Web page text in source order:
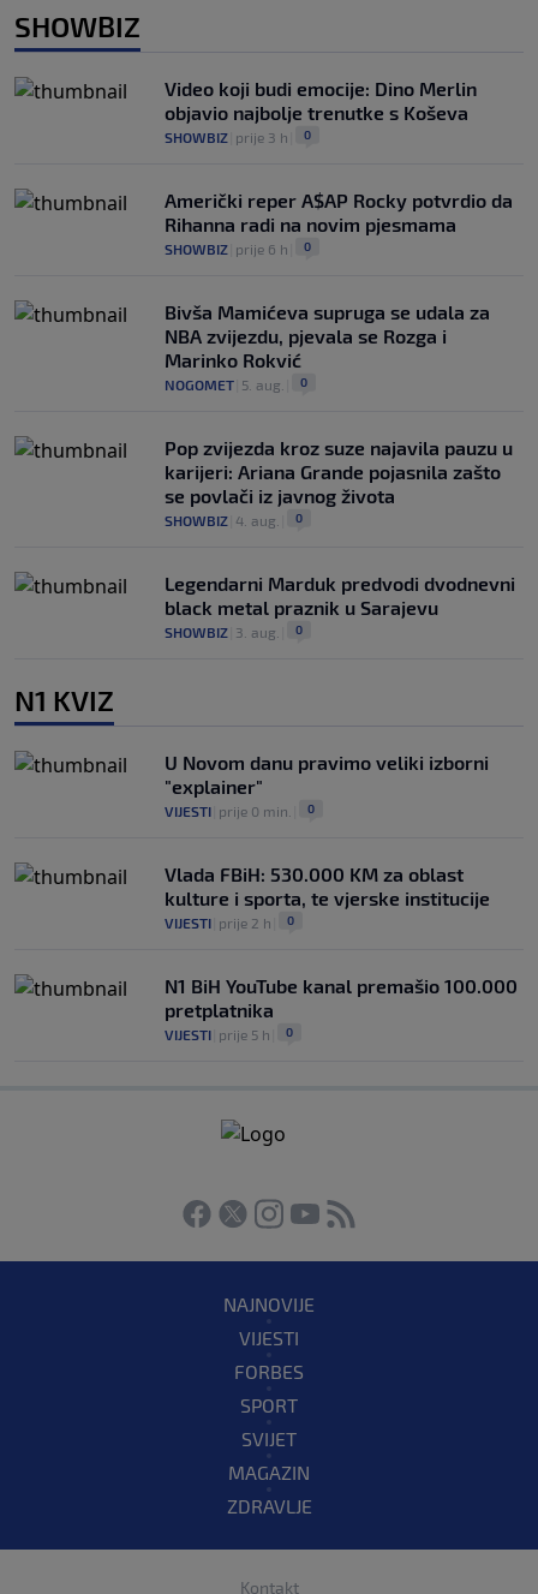
SHOWBIZ
Video koji budi emocije: Dino Merlin
objavio najbolje trenutke s Koševa
SHOWBIZ prije 3 h 0
Američki reper A$AP Rocky potvrdio da
Rihanna radi na novim pjesmama
SHOWBIZ prije 6 h 0
Bivša Mamićeva supruga se udala za
NBA zvijezdu, pjevala se Rozga i
Marinko Rokvić
NOGOMET 5. aug. 0
Pop zvijezda kroz suze najavila pauzu u
karijeri: Ariana Grande pojasnila zašto
se povlači iz javnog života
SHOWBIZ 4. aug. 0
Legendarni Marduk predvodi dvodnevni
black metal praznik u Sarajevu
SHOWBIZ 3. aug. 0
N1 KVIZ
U Novom danu pravimo veliki izborni
"explainer"
VIJESTI prije 0 min. 0
Vlada FBiH: 530.000 KM za oblast
kulture i sporta, te vjerske institucije
VIJESTI prije 2 h 0
N1 BiH YouTube kanal premašio 100.000
pretplatnika
VIJESTI prije 5 h 0
NAJNOVIJE
VIJESTI
FORBES
SPORT
SVIJET
MAGAZIN
ZDRAVLJE
Kontakt